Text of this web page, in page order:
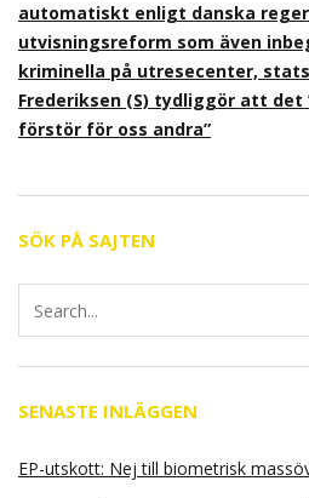
automatiskt enligt danska
utvisningsreform som även
kriminella på utresecenter,
Frederiksen (S) tydliggör att det
förstör för oss andra”
SÖK PÅ SAJTEN
SENASTE INLÄGGEN
EP-utskott: Nej till biometrisk